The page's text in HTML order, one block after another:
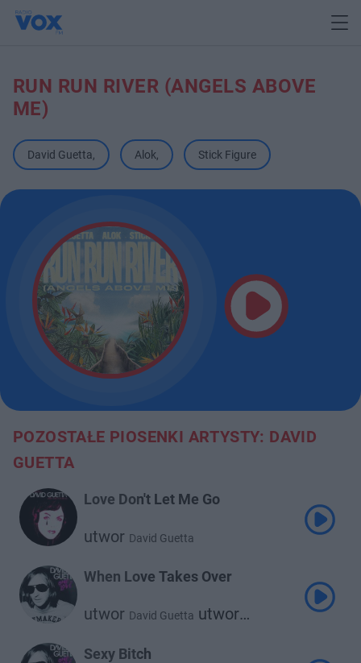
RUN RUN RIVER (ANGELS ABOVE
ME)
David Guetta, Alok, Stick Figure
POZOSTAŁE PIOSENKI ARTYSTY: DAVID
GUETTA
Love Don't Let Me Go
utwor David Guetta
When Love Takes Over
utwor David Guetta utwor
Sexy Bitch